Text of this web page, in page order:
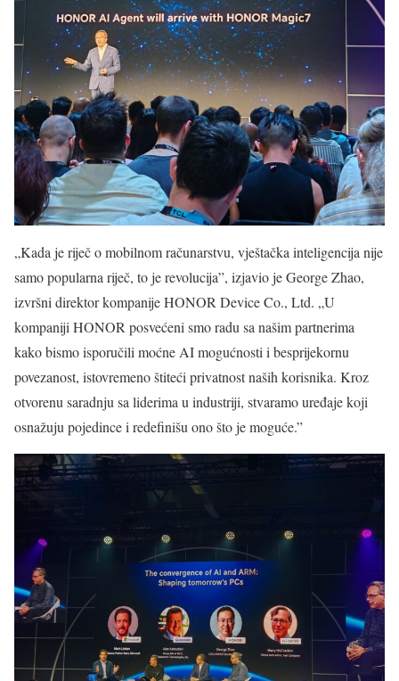
„Kada je riječ o mobilnom računarstvu, vještačka inteligencija nije
samo popularna riječ, to je revolucija”, izjavio je George Zhao,
izvršni direktor kompanije HONOR Device Co., Ltd. „U
kompaniji HONOR posvećeni smo radu sa našim partnerima
kako bismo isporučili moćne AI mogućnosti i besprijekornu
povezanost, istovremeno štiteći privatnost naših korisnika. Kroz
otvorenu saradnju sa liderima u industriji, stvaramo uređaje koji
osnažuju pojedince i redefinišu ono što je moguće.”